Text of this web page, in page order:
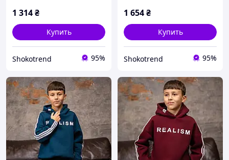
1 314₴
Купить
Shokotrend 95%
Palm Angels Swamp
1 654₴
Купить
Shokotrend 95%